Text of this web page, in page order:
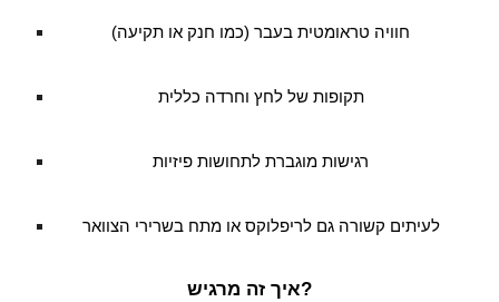
חוויה טראומטית בעבר (כמו חנק או תקיעה)
תקופות של לחץ וחרדה כללית
רגישות מוגברת לתחושות פיזיות
לעיתים קשורה גם לריפלוקס או מתח בשרירי הצוואר
איך זה מרגיש?